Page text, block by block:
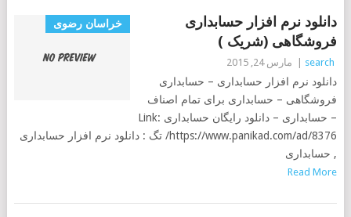
خراسان رضوی
دانلود نرم افزار حسابداری
فروشگاهی (شریک )
search مارس 24, 2015
دانلود نرم افزار حسابداری – حسابداری
فروشگاهی – حسابداری برای تمام اصناف
– حسابداری – دانلود رایگان حسابداری Link:
https://www.panikad.com/ad/8376/ تگ : دانلود نرم افزار حسابداری
, حسابداری
Read More